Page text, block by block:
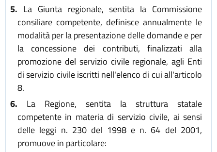
5. La Giunta regionale, sentita la Commissione
consiliare competente, definisce annualmente le
modalità per la presentazione delle domande e per
la concessione dei contributi, finalizzati alla
promozione del servizio civile regionale, agli Enti
di servizio civile iscritti nell'elenco di cui all'articolo
8.
6. La Regione, sentita la struttura statale
competente in materia di servizio civile, ai sensi
delle leggi n. 230 del 1998 e n. 64 del 2001,
promuove in particolare: